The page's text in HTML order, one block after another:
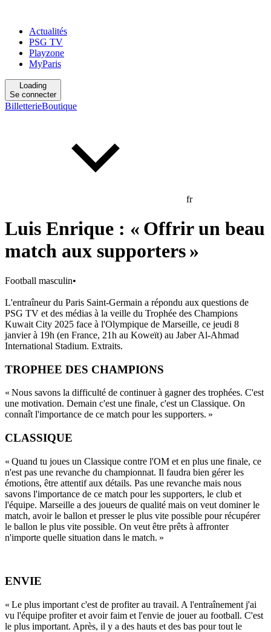
Actualités
PSG TV
Playzone
MyParis
Loading
Se connecter
BilletterieBoutique
fr
Luis Enrique : « Offrir un beau
match aux supporters »
Football masculin•
L'entraîneur du Paris Saint-Germain a répondu aux questions de
PSG TV et des médias à la veille du Trophée des Champions
Kuwait City 2025 face à l'Olympique de Marseille, ce jeudi 8
janvier à 19h (en France, 21h au Koweït) au Jaber Al-Ahmad
International Stadium. Extraits.
TROPHEE DES CHAMPIONS
« Nous savons la difficulté de continuer à gagner des trophées. C'est
une motivation. Demain c'est une finale, c'est un Classique. On
connaît l'importance de ce match pour les supporters. »
CLASSIQUE
« Quand tu joues un Classique contre l'OM et en plus une finale, ce
n'est pas une revanche du championnat. Il faudra bien gérer les
émotions, être attentif aux détails. Pas une revanche mais nous
savons l'importance de ce match pour les supporters, le club et
l'équipe. Marseille a des joueurs de qualité mais on veut dominer le
match, avoir le ballon et presser le plus vite possible pour récupérer
le ballon le plus vite possible. On veut être prêts à affronter
n'importe quelle situation dans le match. »
ENVIE
« Le plus important c'est de profiter au travail. A l'entraînement j'ai
vu l'équipe profiter et avoir faim et l'envie de jouer au football. C'est
le plus important. Après, il y a des hauts et des bas pour tout le